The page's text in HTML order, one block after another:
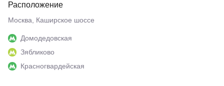
Расположение
Москва, Каширское шоссе
Домодедовская
Зябликово
Красногвардейская